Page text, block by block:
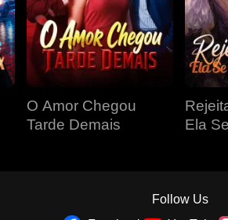
O Amor Chegou
Tarde Demais
Ela
Follow Us